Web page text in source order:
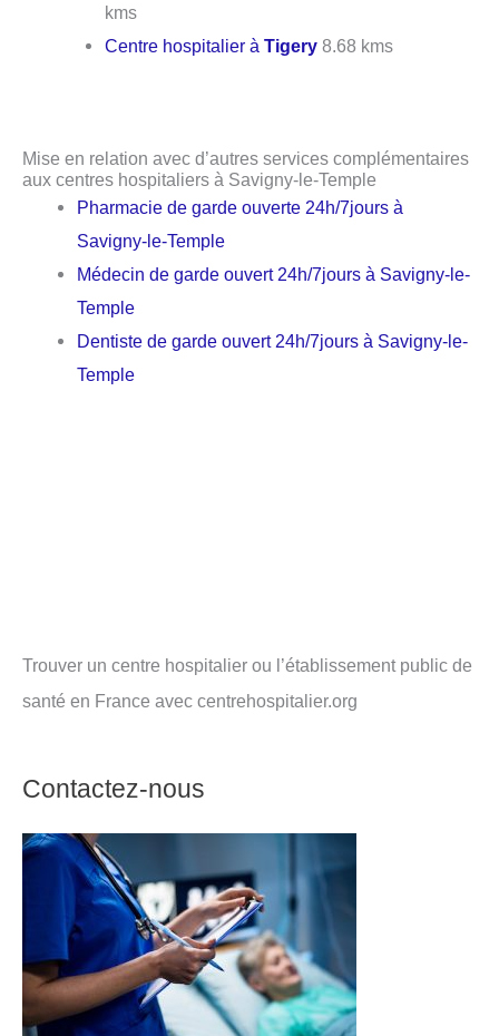
kms
Centre hospitalier àTigery 8.68 kms
Mise en relation avec d’autres services complémentaires
aux centres hospitaliers à Savigny-le-Temple
Pharmacie de garde ouverte 24h/7jours à
Savigny-le-Temple
Médecin de garde ouvert 24h/7jours à Savigny-le-
Temple
Dentiste de garde ouvert 24h/7jours à Savigny-le-
Temple
Trouver un centre hospitalier ou l’établissement public de
santé en France avec centrehospitalier.org
Contactez-nous